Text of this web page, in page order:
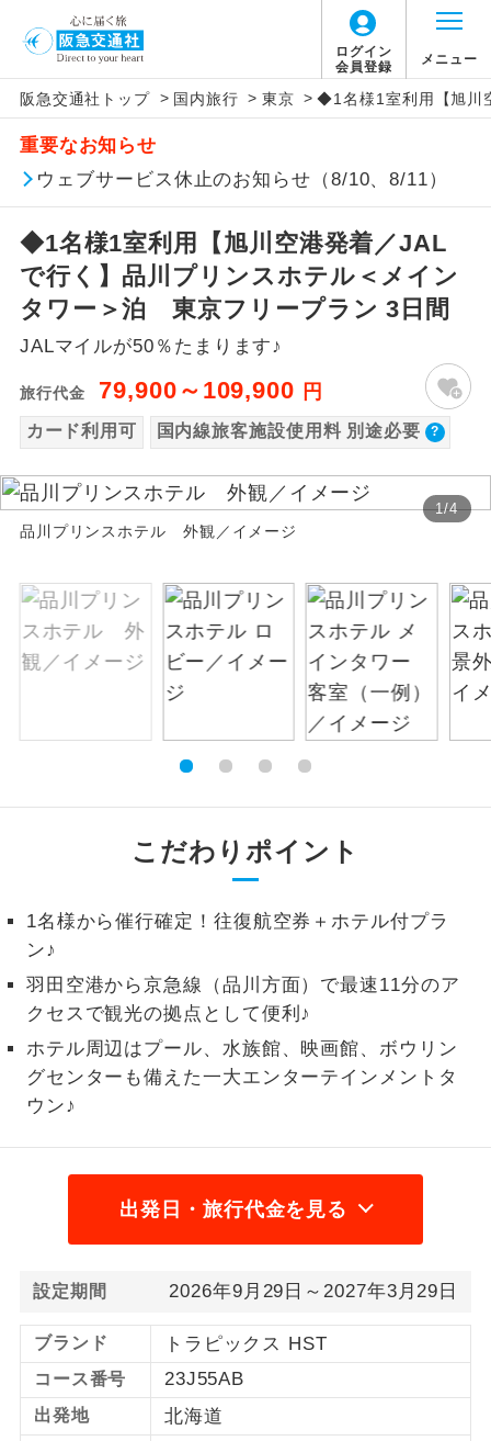
ログイン
会員登録
メニュー
阪急交通社トップ > 国内旅行 > 東京 > ◆1名様1室利用【旭川
重要なお知らせ
ウェブサービス休止のお知らせ（8/10、8/11）
◆1名様1室利用【旭川空港発着／JAL
で行く】品川プリンスホテル＜メイン
タワー＞泊 東京フリープラン 3日間
JALマイルが50％たまります♪
旅行代金 79,900～109,900 円
カード利用可 国内線旅客施設使用料 別途必要
1/4
品川プリンスホテル 外観／イメージ
こだわりポイント
1名様から催行確定！往復航空券＋ホテル付プラ
ン♪
羽田空港から京急線（品川方面）で最速11分のア
クセスで観光の拠点として便利♪
ホテル周辺はプール、水族館、映画館、ボウリン
グセンターも備えた一大エンターテインメントタ
ウン♪
出発日・旅行代金を見る
設定期間 2026年9月29日～2027年3月29日
ブランド トラピックス HST
コース番号 23J55AB
出発地 北海道
【国内旅客施設使用料について】
旅行代金に国内旅客施設使用料は含まれてお
りません。別途お支払いが必要となります。
旭川往復：大人720円、子供360円
羽田往復：大人900円、子供440円
アイコン 説明
添乗員同行
往路出発空港（駅）から復路到着空港
（駅）まで同行します。
現地添乗員同
行
現地到着空港（駅）から最終日出発空港
（駅）まで添乗員が同行します。
バスガイド乗
務
バスガイドが乗務し、車内での観光案内
があります。
新コース 初登場のコースです。
然遺産を訪ねるコースです。
絶景 絶景スポットに立ち寄るコースです。
温泉 温泉地にも宿泊するコースです。
露天風呂
ご宿泊ホテルに露天風呂が付いていま
す。
ご宿泊ホテルに大浴場が付いています。
事の心配はいりません。（機内食を除
トラベルイヤ
ホン
1名様催行
1名様から出発可能な個人型プランで
す。
2名様催行
2名様から出発可能な個人型プランで
加限定
1名様1室同代
1名様1室利用でも追加料金がかからない
ご夫婦限定
す。
女性限定
女性限定でご参加いただけるコースで
す。